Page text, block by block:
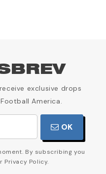
exclusive drops
America.
OK
By subscribing you
Privacy Policy.